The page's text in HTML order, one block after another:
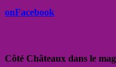
onFacebook
Côté Châteaux dans le